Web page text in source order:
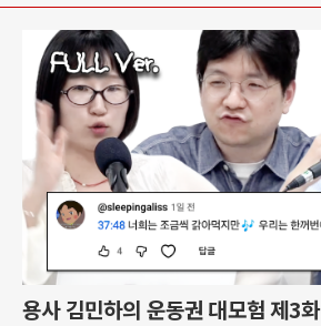
용사 김민하의 운동권 대모험 제3화